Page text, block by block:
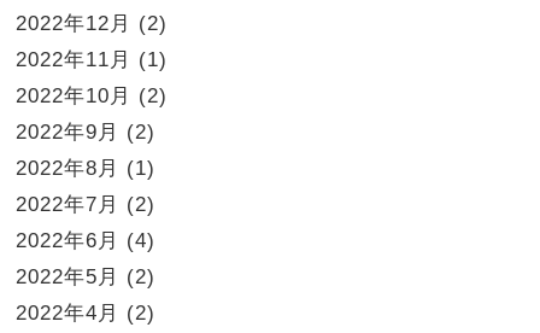
2022年12月
(2)
2022年11月
(1)
2022年10月
(2)
2022年9月
(2)
2022年8月
(1)
2022年7月
(2)
2022年6月
(4)
2022年5月
(2)
2022年4月
(2)